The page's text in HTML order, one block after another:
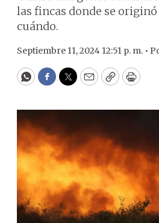
las fincas donde se
cuándo.
Septiembre 11, 2024 12:51 p. m. •
WhatsApp
Facebook
Twitter
EmailCopyPrint